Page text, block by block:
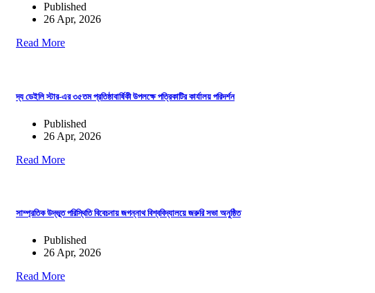
Published
26 Apr, 2026
Read More
দ্য ডেইলি স্টার-এর ৩৫তম প্রতিষ্ঠাবার্ষিকী উপলক্ষে পত্রিকাটির কার্যালয় পরিদর্শন
Published
26 Apr, 2026
Read More
সাম্প্রতিক উদ্ভূত পরিস্থিতি বিবেচনায় জগন্নাথ বিশ্ববিদ্যালয়ে জরুরি সভা অনুষ্ঠিত
Published
26 Apr, 2026
Read More